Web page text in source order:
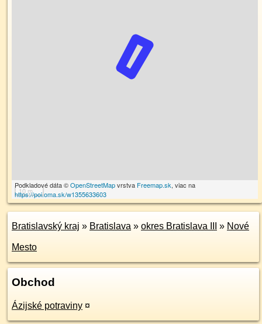
10 m
Podkladové dáta ©OpenStreetMapvrstva Freemap.sk, viac na
https://poi.oma.sk/w1355633603
Bratislavský kraj » Bratislava » okres Bratislava III » Nové
Mesto
Obchod
Ázijské potraviny ¤